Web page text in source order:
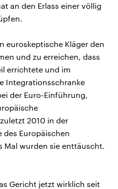
an den Erlass einer völlig
euroskeptische Kläger den
und zu erreichen, dass
errichtete und im
Integrationsschranke
der Euro-Einführung,
2010 in der
des Europäischen
Mal wurden sie enttäuscht.
Gericht jetzt wirklich seit